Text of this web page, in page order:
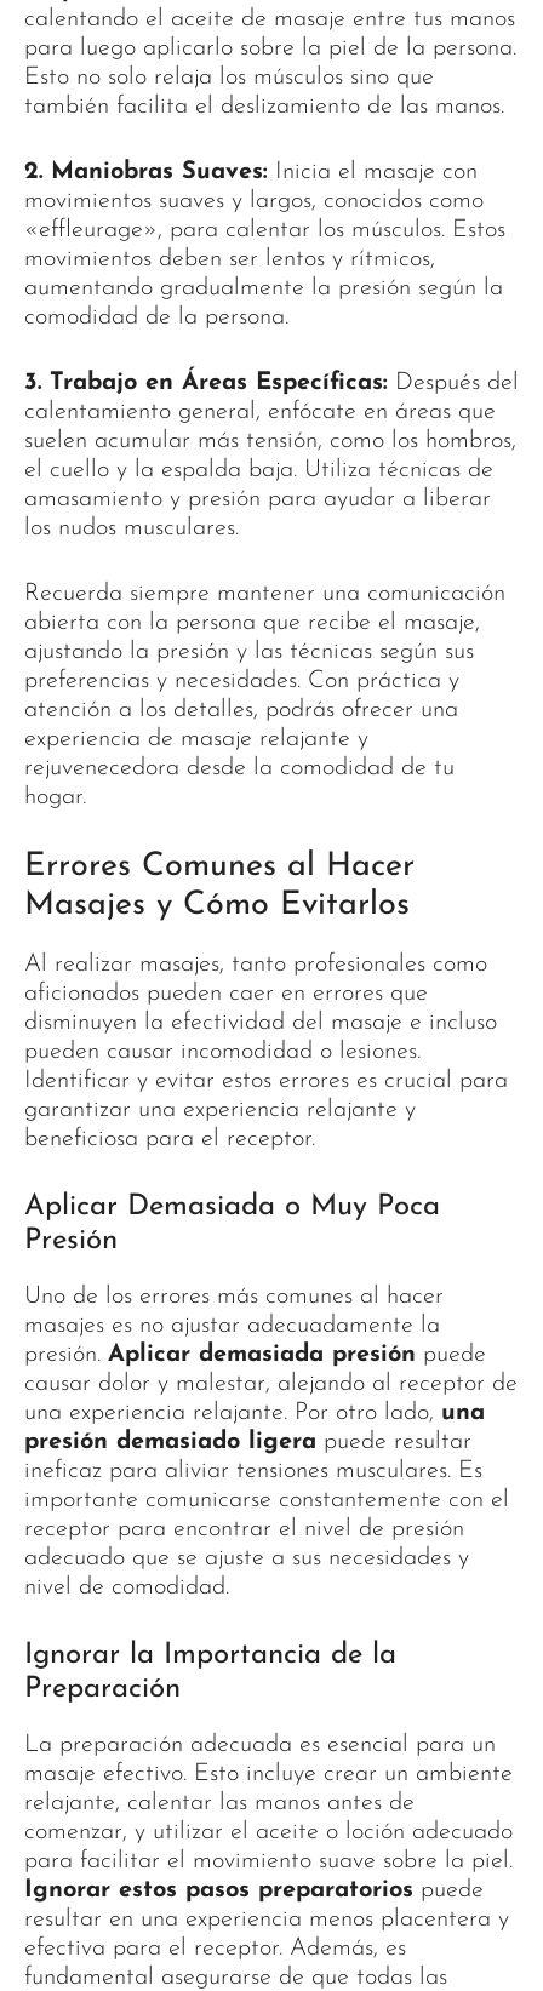
calentando el aceite de masaje entre tus manos
para luego aplicarlo sobre la piel de la persona.
Esto no solo relaja los músculos sino que
también facilita el deslizamiento de las manos.
2. Maniobras Suaves: Inicia el masaje con
movimientos suaves y largos, conocidos como
«effleurage», para calentar los músculos. Estos
movimientos deben ser lentos y rítmicos,
aumentando gradualmente la presión según la
comodidad de la persona.
3. Trabajo en Áreas Específicas: Después del
calentamiento general, enfócate en áreas que
suelen acumular más tensión, como los hombros,
el cuello y la espalda baja. Utiliza técnicas de
amasamiento y presión para ayudar a liberar
los nudos musculares.
Recuerda siempre mantener una comunicación
abierta con la persona que recibe el masaje,
ajustando la presión y las técnicas según sus
preferencias y necesidades. Con práctica y
atención a los detalles, podrás ofrecer una
experiencia de masaje relajante y
rejuvenecedora desde la comodidad de tu
hogar.
Errores Comunes al Hacer
Masajes y Cómo Evitarlos
Al realizar masajes, tanto profesionales como
aficionados pueden caer en errores que
disminuyen la efectividad del masaje e incluso
pueden causar incomodidad o lesiones.
Identificar y evitar estos errores es crucial para
garantizar una experiencia relajante y
beneficiosa para el receptor.
Aplicar Demasiada o Muy Poca
Presión
Uno de los errores más comunes al hacer
masajes es no ajustar adecuadamente la
presión. Aplicar demasiada presión puede
causar dolor y malestar, alejando al receptor de
una experiencia relajante. Por otro lado, una
presión demasiado ligera puede resultar
ineficaz para aliviar tensiones musculares. Es
importante comunicarse constantemente con el
receptor para encontrar el nivel de presión
adecuado que se ajuste a sus necesidades y
nivel de comodidad.
Ignorar la Importancia de la
Preparación
La preparación adecuada es esencial para un
masaje efectivo. Esto incluye crear un ambiente
relajante, calentar las manos antes de
comenzar, y utilizar el aceite o loción adecuado
para facilitar el movimiento suave sobre la piel.
Ignorar estos pasos preparatorios puede
resultar en una experiencia menos placentera y
efectiva para el receptor. Además, es
fundamental asegurarse de que todas las